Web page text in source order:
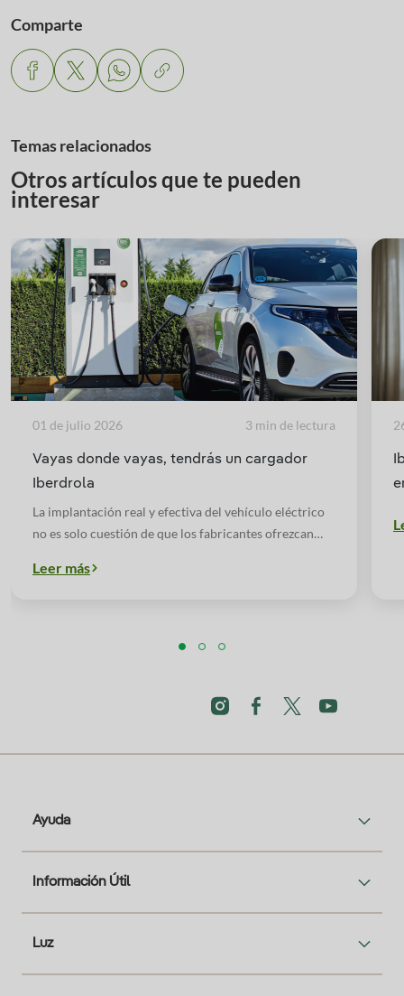
Comparte
Temas relacionados
Otros artículos que te pueden
interesar
Vayas donde vayas, tendrás un cargador
Iberdrola
La implantación real y efectiva del vehículo eléctrico
no es solo cuestión de que los fabricantes ofrezcan
crear un ecosistema de recarga en el que el coche
01 de julio 2026 3 min de lectura
Leer más
Ayuda
Información Útil
Luz